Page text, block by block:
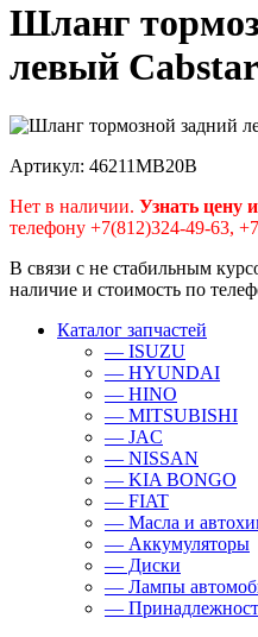
Шланг
левый
Артикул: 46211MB20B
Нет в наличии. Узнать цену
телефону +7(812)324-49-63,
В связи с не стабильным
наличие и стоимость по
Каталог запчастей
— ISUZU
— HYUNDAI
— HINO
— MITSUBISHI
— JAC
— NISSAN
— KIA BONGO
— FIAT
— Масла и
— Аккумуляторы
— Диски
— Лампы
—